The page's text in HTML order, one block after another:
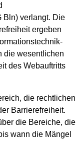
Bln) verlangt. Die
ergeben
die wesentlichen
des Webauftritts
die rechtlichen
Barrierefreiheit.
die Bereiche, die
wann die Mängel